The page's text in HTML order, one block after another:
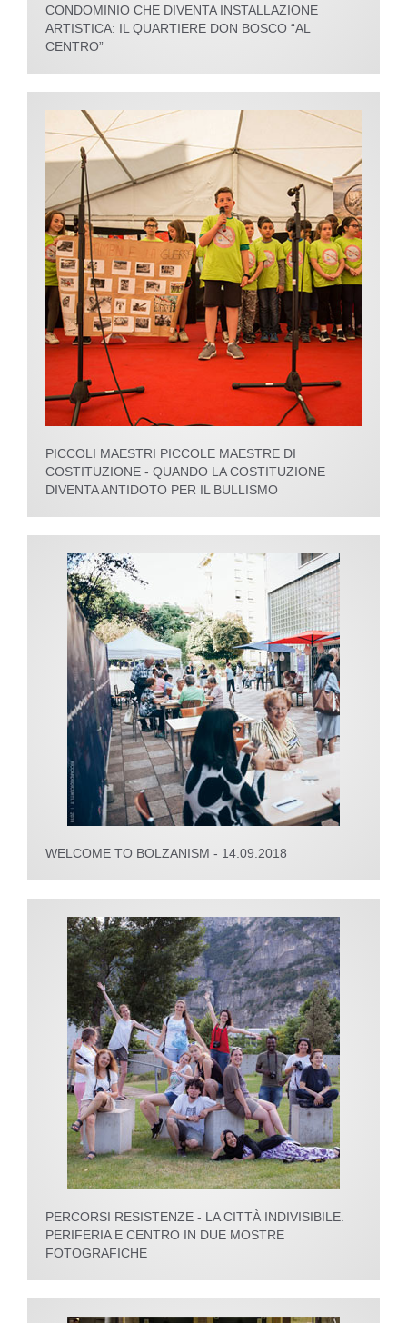
CONDOMINIO CHE DIVENTA INSTALLAZIONE
ARTISTICA: IL QUARTIERE DON BOSCO “AL
CENTRO”
PICCOLI MAESTRI PICCOLE MAESTRE DI
COSTITUZIONE - QUANDO LA COSTITUZIONE
DIVENTA ANTIDOTO PER IL BULLISMO
WELCOME TO BOLZANISM - 14.09.2018
PERCORSI RESISTENZE - LA CITTÀ INDIVISIBILE.
PERIFERIA E CENTRO IN DUE MOSTRE
FOTOGRAFICHE